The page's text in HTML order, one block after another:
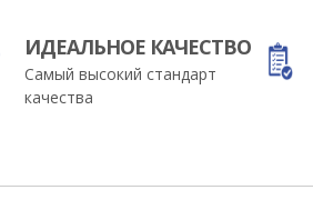
ИДЕАЛЬНОЕ КАЧЕСТВО
Самый высокий стандарт
качества